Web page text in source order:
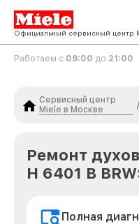
Официальный сервисный центр
Работаем с 09:00 до 21:00
Сервисный центр
Miele в Москве
/
Ремонт
H 6401 B
Полная